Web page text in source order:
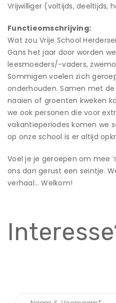
Vrijwilliger (voltijds, deeltijds,
Functieomschrijving:
Wat zou Vrije School
Gans het jaar door worden
leesmoeders/-vaders,
Sommigen voelen zich
onderhouden. Samen met
naaien of groenten kweken
we ook personen die voor
vakantieperiodes komen we
op onze school is er altijd
Voel je je geroepen om mee
ons dan gerust een seintje.
verhaal… Welkom!